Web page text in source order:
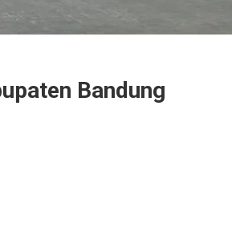
Bandung